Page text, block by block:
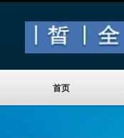
首页